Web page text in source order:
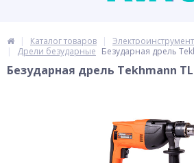
Каталог товаров Электроинструмент
Дрели безударные Безударная дрель
Безударная дрель Tekhmann